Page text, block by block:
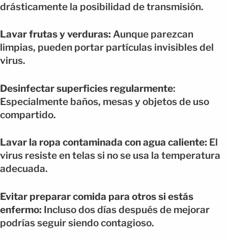
drásticamente la posibilidad de transmisión.
Lavar frutas y verduras: Aunque parezcan
limpias, pueden portar partículas invisibles del
virus.
Desinfectar superficies regularmente:
Especialmente baños, mesas y objetos de uso
compartido.
Lavar la ropa contaminada con agua caliente: El
virus resiste en telas si no se usa la temperatura
adecuada.
Evitar preparar comida para otros si estás
enfermo: Incluso dos días después de mejorar
podrías seguir siendo contagioso.